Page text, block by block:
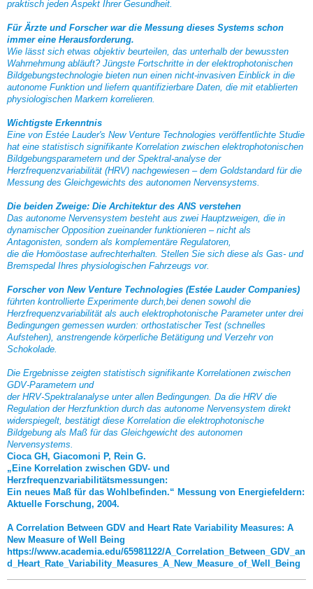
praktisch jeden Aspekt Ihrer Gesundheit.
Für Ärzte und Forscher war die Messung dieses Systems schon
immer eine Herausforderung.
Wie lässt sich etwas objektiv beurteilen, das unterhalb der bewussten
Wahrnehmung abläuft? Jüngste Fortschritte in der elektrophotonischen
Bildgebungstechnologie bieten nun einen nicht-invasiven Einblick in die
autonome Funktion und liefern quantifizierbare Daten, die mit etablierten
physiologischen Markern korrelieren.
Wichtigste Erkenntnis
Eine von Estée Lauder's New Venture Technologies veröffentlichte Studie
hat eine statistisch signifikante Korrelation zwischen elektrophotonischen
Bildgebungsparametern und der Spektral-analyse der
Herzfrequenzvariabilität (HRV) nachgewiesen – dem Goldstandard für die
Messung des Gleichgewichts des autonomen Nervensystems.
Die beiden Zweige: Die Architektur des ANS verstehen
Das autonome Nervensystem besteht aus zwei Hauptzweigen, die in
dynamischer Opposition zueinander funktionieren – nicht als
Antagonisten, sondern als komplementäre Regulatoren,
die die Homöostase aufrechterhalten. Stellen Sie sich diese als Gas- und
Bremspedal Ihres physiologischen Fahrzeugs vor.
Forscher von New Venture Technologies (Estée Lauder Companies)
führten kontrollierte Experimente durch,bei denen sowohl die
Herzfrequenzvariabilität als auch elektrophotonische Parameter unter drei
Bedingungen gemessen wurden: orthostatischer Test (schnelles
Aufstehen), anstrengende körperliche Betätigung und Verzehr von
Schokolade.
Die Ergebnisse zeigten statistisch signifikante Korrelationen zwischen
GDV-Parametern und
der HRV-Spektralanalyse unter allen Bedingungen. Da die HRV die
Regulation der Herzfunktion durch das autonome Nervensystem direkt
widerspiegelt, bestätigt diese Korrelation die elektrophotonische
Bildgebung als Maß für das Gleichgewicht des autonomen
Nervensystems.
Cioca GH, Giacomoni P, Rein G.
„Eine Korrelation zwischen GDV- und
Herzfrequenzvariabilitätsmessungen:
Ein neues Maß für das Wohlbefinden.“ Messung von Energiefeldern:
Aktuelle Forschung, 2004.
A Correlation Between GDV and Heart Rate Variability Measures: A
New Measure of Well Being
https://www.academia.edu/65981122/A_Correlation_Between_GDV_an
d_Heart_Rate_Variability_Measures_A_New_Measure_of_Well_Being